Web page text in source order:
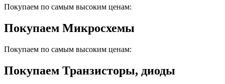
Покупаем по самым высоким ценам:
Покупаем Микросхемы
Покупаем по самым высоким ценам:
Покупаем Транзисторы, диоды